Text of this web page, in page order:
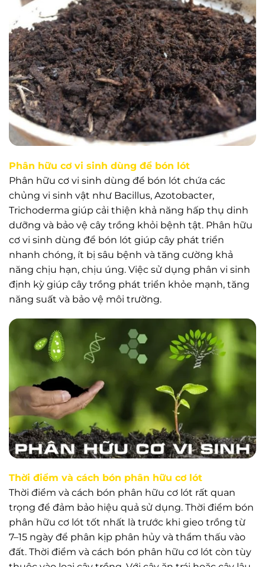
Phân hữu cơ vi sinh dùng để bón lót
Phân hữu cơ vi sinh dùng để bón lót chứa các
chủng vi sinh vật như Bacillus, Azotobacter,
Trichoderma giúp cải thiện khả năng hấp thụ dinh
dưỡng và bảo vệ cây trồng khỏi bệnh tật. Phân hữu
cơ vi sinh dùng để bón lót giúp cây phát triển
nhanh chóng, ít bị sâu bệnh và tăng cường khả
năng chịu hạn, chịu úng. Việc sử dụng phân vi sinh
định kỳ giúp cây trồng phát triển khỏe mạnh, tăng
năng suất và bảo vệ môi trường.
Thời điểm và cách bón phân hữu cơ lót
Thời điểm và cách bón phân hữu cơ lót rất quan
trọng để đảm bảo hiệu quả sử dụng. Thời điểm bón
phân hữu cơ lót tốt nhất là trước khi gieo trồng từ
7–15 ngày để phân kịp phân hủy và thẩm thấu vào
đất. Thời điểm và cách bón phân hữu cơ lót còn tùy